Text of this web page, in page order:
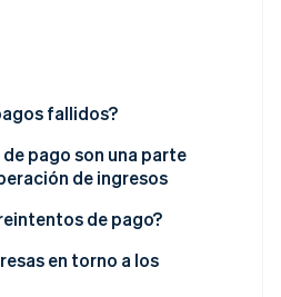
2026
construye la infraestructura
fallidos?
el cliente
la empresa
pago son una parte
de ingresos
de pago?
en torno a los